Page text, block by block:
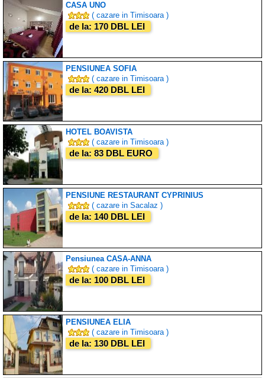
CASA UNO
( cazare in Timisoara )
de la: 170 DBL LEI
PENSIUNEA SOFIA
( cazare in Timisoara )
de la: 420 DBL LEI
HOTEL BOAVISTA
( cazare in Timisoara )
de la: 83 DBL EURO
PENSIUNE RESTAURANT CYPRINIUS
( cazare in Sacalaz )
de la: 140 DBL LEI
Pensiunea CASA-ANNA
( cazare in Timisoara )
de la: 100 DBL LEI
PENSIUNEA ELIA
( cazare in Timisoara )
de la: 130 DBL LEI